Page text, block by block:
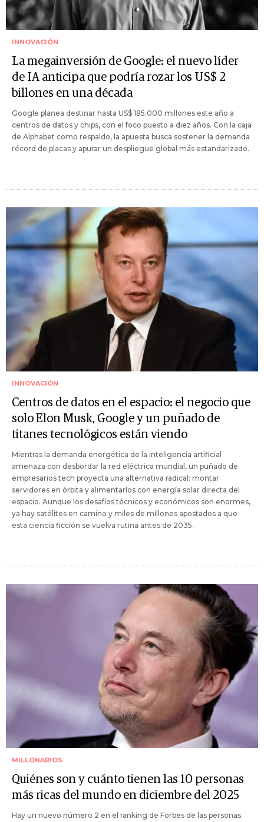
INNOVACIÓN
La megainversión de Google: el nuevo líder
de IA anticipa que podría rozar los US$ 2
billones en una década
Google planea destinar hasta US$ 185.000 millones este año a
centros de datos y chips, con el foco puesto a diez años. Con la caja
de Alphabet como respaldo, la apuesta busca sostener la demanda
récord de placas y apurar un despliegue global más estandarizado.
INNOVACIÓN
Centros de datos en el espacio: el negocio que
solo Elon Musk, Google y un puñado de
titanes tecnológicos están viendo
Mientras la demanda energética de la inteligencia artificial
amenaza con desbordar la red eléctrica mundial, un puñado de
empresarios tech proyecta una alternativa radical: montar
servidores en órbita y alimentarlos con energía solar directa del
espacio. Aunque los desafíos técnicos y económicos son enormes,
ya hay satélites en camino y miles de millones apostados a que
esta ciencia ficción se vuelva rutina antes de 2035.
MILLONARIOS
Quiénes son y cuánto tienen las 10 personas
más ricas del mundo en diciembre del 2025
Hay un nuevo número 2 en el ranking de Forbes de las personas